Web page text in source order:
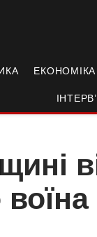
ЕКОНОМІКА